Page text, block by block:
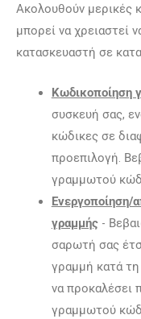
Ακολουθούν μερικές
μπορεί να χρειαστεί
κατασκευαστή σε
Κωδικοποίηση
συσκευή σας,
κώδικες σε
προεπιλογή.
γραμμωτού
Ενεργοποίηση/
γραμμής-
σαρωτή σας
γραμμή κατά
να προκαλέσει
γραμμωτού